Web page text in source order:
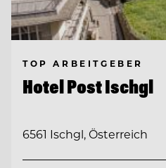
TOP ARBEITGEBER
Hotel Post Ischgl
6561 Ischgl, Österreich